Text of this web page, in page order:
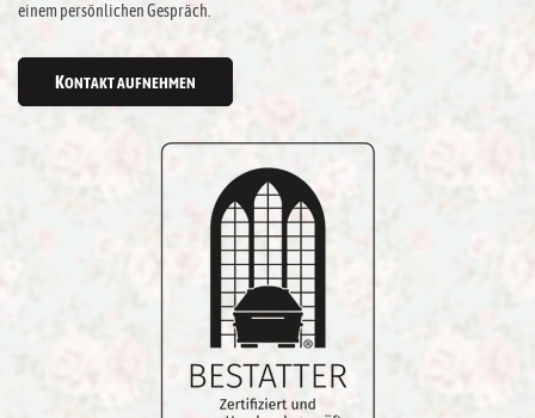
einem persönlichen Gespräch.
KONTAKT AUFNEHMEN